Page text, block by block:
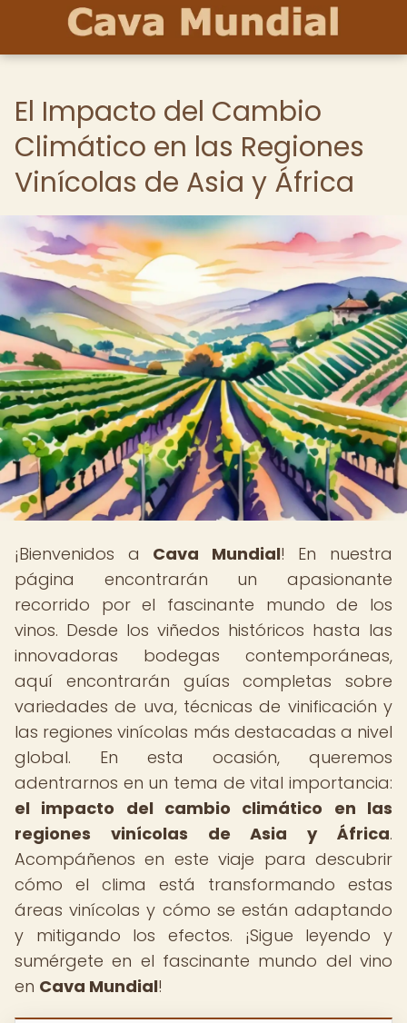
El Impacto del Cambio
Climático en las Regiones
Vinícolas de Asia y África
¡Bienvenidos a Cava Mundial! En nuestra
página encontrarán un apasionante
recorrido por el fascinante mundo de los
vinos. Desde los viñedos históricos hasta las
innovadoras bodegas contemporáneas,
aquí encontrarán guías completas sobre
variedades de uva, técnicas de vinificación y
las regiones vinícolas más destacadas a nivel
global. En esta ocasión, queremos
adentrarnos en un tema de vital importancia:
el impacto del cambio climático en las
regiones vinícolas de Asia y África.
Acompáñenos en este viaje para descubrir
cómo el clima está transformando estas
áreas vinícolas y cómo se están adaptando
y mitigando los efectos. ¡Sigue leyendo y
sumérgete en el fascinante mundo del vino
en Cava Mundial!